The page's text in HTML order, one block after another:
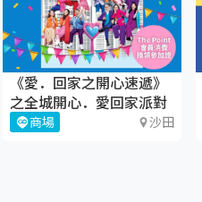
《愛．回家之開心速遞》
之全城開心．愛回家派對
商場 沙田